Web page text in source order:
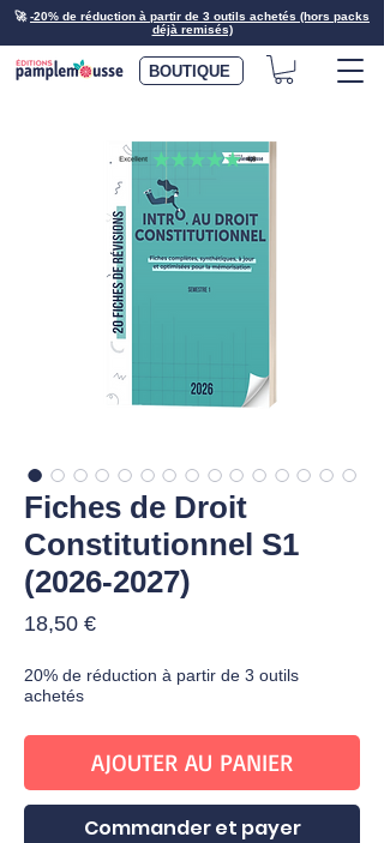
🚀-20% de réduction à partir de 3 outils achetés (hors packs
déjà remisés)
BOUTIQUE
Fiches de Droit
Constitutionnel S1
(2026-2027)
18,50 €Prix
20% de réduction à partir de 3 outils
achetés
AJOUTER AU PANIER
Commander et payer